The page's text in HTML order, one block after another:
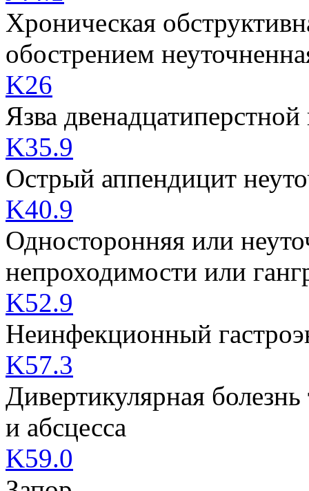
Хроническая
обострением
K26
Язва
K35.9
Острый аппендицит
K40.9
Односторонняя или
непроходимости или
K52.9
Неинфекционный
K57.3
Дивертикулярная
и абсцесса
K59.0